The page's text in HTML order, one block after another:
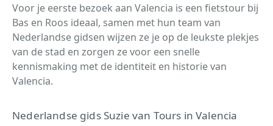
Voor je eerste bezoek aan Valencia is een fietstour bij
Bas en Roos ideaal, samen met hun team van
Nederlandse gidsen wijzen ze je op de leukste plekjes
van de stad en zorgen ze voor een snelle
kennismaking met de identiteit en historie van
Valencia.
Nederlandse gids Suzie van Tours in Valencia